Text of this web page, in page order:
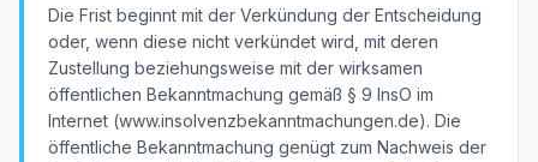
Die Frist beginnt mit der Verkündung der Entscheidung
oder, wenn diese nicht verkündet wird, mit deren
Zustellung beziehungsweise mit der wirksamen
öffentlichen Bekanntmachung gemäß § 9 InsO im
Internet (www.insolvenzbekanntmachungen.de). Die
öffentliche Bekanntmachung genügt zum Nachweis der